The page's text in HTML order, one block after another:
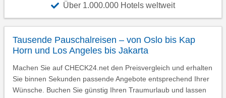
Über 1.000.000 Hotels weltweit
Tausende Pauschalreisen – von Oslo bis Kap
Horn und Los Angeles bis Jakarta
Machen Sie auf CHECK24.net den Preisvergleich und erhalten
Sie binnen Sekunden passende Angebote entsprechend Ihrer
Wünsche. Buchen Sie günstig Ihren Traumurlaub und lassen